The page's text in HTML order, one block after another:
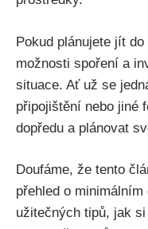
Pokud plánujete jít
možnosti spoření a
situace. Ať už se
připojištění nebo jiné
dopředu a plánovat
Doufáme, že tento
přehled o
užitečných tipů, jak